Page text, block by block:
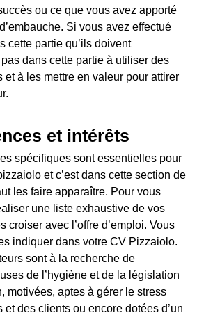
ou ce que vous avez apporté
Si vous avez effectué
cette partie qu’ils doivent
dans cette partie à utiliser des
et à les mettre en valeur pour attirer
et intérêts
spécifiques sont essentielles pour
et c’est dans cette section de
les faire apparaître. Pour vous
une liste exhaustive de vos
croiser avec l’offre d’emploi. Vous
indiquer dans votre CV Pizzaiolo.
sont à la recherche de
de l’hygiène et de la législation
motivées, aptes à gérer le stress
des clients ou encore dotées d’un